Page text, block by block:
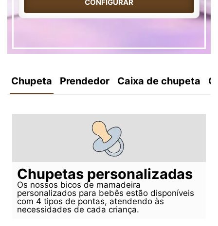
CONFIGURAR
Chupeta Prendedor Caixa de chupeta
Chupetas personalizadas
Os nossos bicos de mamadeira
personalizados para bebês estão disponíveis
com 4 tipos de pontas, atendendo às
necessidades de cada criança.